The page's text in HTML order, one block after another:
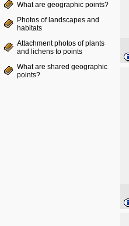
What are geographic points?
Photos of landscapes and
habitats
Attachment photos of plants
and lichens to points
What are shared geographic
points?